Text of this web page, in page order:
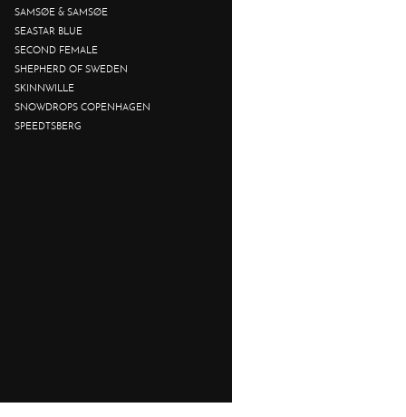
SAMSØE & SAMSØE
SEASTAR BLUE
SECOND FEMALE
SHEPHERD OF SWEDEN
SKINNWILLE
SNOWDROPS COPENHAGEN
SPEEDTSBERG